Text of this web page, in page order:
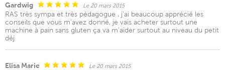
Gardwig Le 20 mars 2015
RAS très sympa et très pédagogue , j'ai beaucoup apprécié les
conseils que vous m'avez donné, je vais acheter surtout une
machine à pain sans gluten ça va m'aider surtout au niveau du petit
déj
Elisa Marie Le 20 mars 2015